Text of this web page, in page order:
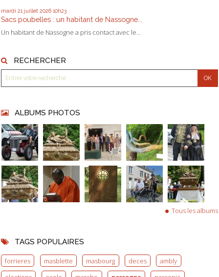
mardi 21 juillet 2026 10h23
Sacs poubelles : un habitant de Nassogne...
Un habitant de Nassogne a pris contact avec le...
RECHERCHER
ALBUMS PHOTOS
Tous les albums
TAGS POPULAIRES
forrieres masblette masbourg deces
ambly